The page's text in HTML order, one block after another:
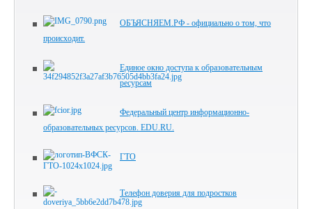
ОБЪЯСНЯЕМ.РФ - официально о том, что
происходит.
Единое окно доступа к образовательным
ресурсам
Федеральный центр информационно-
образовательных ресурсов. EDU.RU.
ГТО
Телефон доверия для подростков